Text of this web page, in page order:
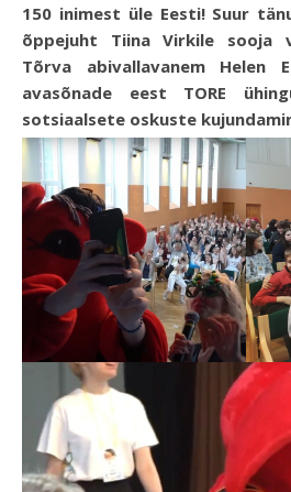
150 inimest üle Eesti! Suur
õppejuht Tiina Virkile sooja
Tõrva abivallavanem Helen
avasõnade eest TORE
sotsiaalsete oskuste